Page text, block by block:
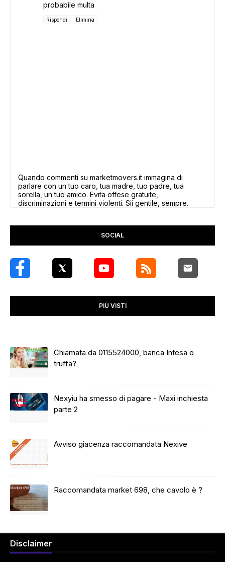
probabile multa
Rispondi Elimina
Quando commenti su marketmovers.it immagina di
parlare con un tuo caro, tua madre, tuo padre, tua
sorella, un tuo amico. Evita offese gratuite,
discriminazioni e termini violenti. Sii gentile, sempre.
SOCIAL
PIÙ VISTI
Chiamata da 0115524000, banca Intesa o
truffa?
Nexyiu ha smesso di pagare - Maxi inchiesta
parte 2
Avviso giacenza raccomandata Nexive
Raccomandata market 698, che cavolo è ?
Disclaimer